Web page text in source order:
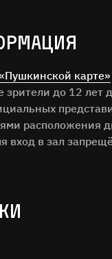
карте»
до 12 лет
расположения
вход в зал